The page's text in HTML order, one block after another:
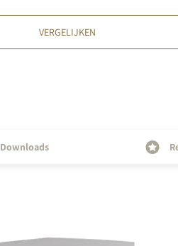
VERGELIJKEN
Downloads